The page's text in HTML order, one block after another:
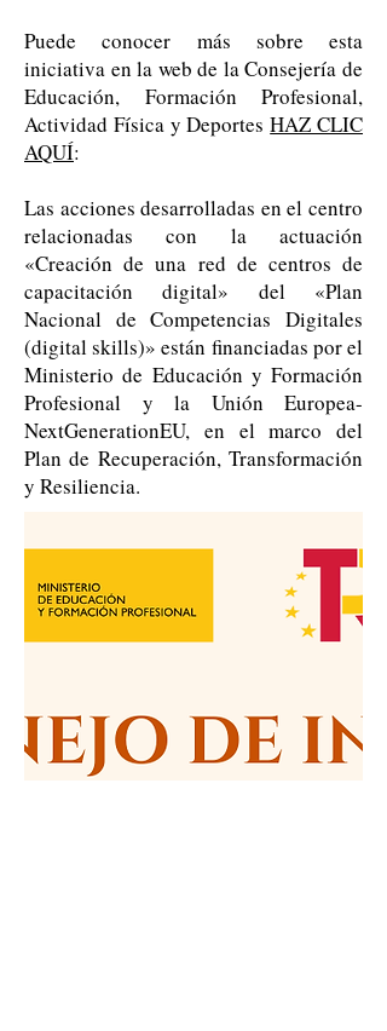
Puede conocer más sobre esta
iniciativa en la web de la Consejería de
Educación, Formación Profesional,
Actividad Física y DeportesHAZ CLIC
AQUÍ:
Las acciones desarrolladas en el centro
relacionadas con la actuación
«Creación de una red de centros de
capacitación digital» del «Plan
Nacional de Competencias Digitales
(digital skills)» están financiadas por el
Ministerio de Educación y Formación
Profesional y la Unión Europea-
NextGenerationEU, en el marco del
Plan de Recuperación, Transformación
y Resiliencia.